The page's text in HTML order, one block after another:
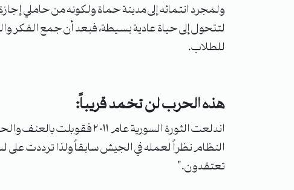
ولمجرد انتمائه إلى مدينة حماة ولكونه من حاملي
لتتحول إلى حياة عادية بسيطة، فبعد أن جمع الفكر
للطلاب.
هذه الحرب لن تخمد قريباً:
اندلعت الثورة السورية
النظام نظراً لعمله في الجيش سابقاً ولذا ترددت
تعتقدون."